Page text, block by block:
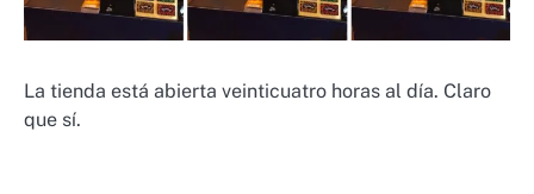
La tienda está abierta veinticuatro horas al día. Claro
que sí.